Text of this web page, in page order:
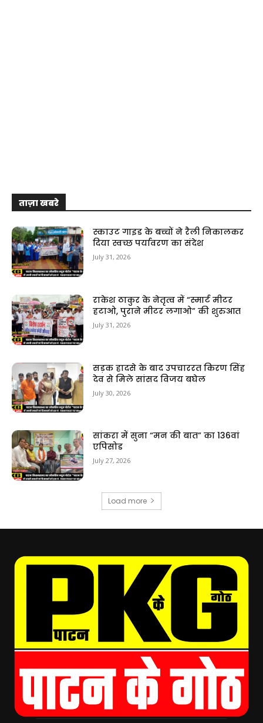
ताज़ा खबरे
स्काउट गाइड के बच्चों ने रैली निकालकर
दिया स्वच्छ पर्यावरण का संदेश
July 31, 2026
राकेश ठाकुर के नेतृत्व में “स्मार्ट मीटर
हटाओ, पुराने मीटर लगाओ” की शुरुआत
July 31, 2026
सड़क हादसे के बाद उपचाररत किरण सिंह
देव से मिले सांसद विजय बघेल
July 30, 2026
सांकरा में सुना “मन की बात” का 136वां
एपिसोड
July 27, 2026
Load more